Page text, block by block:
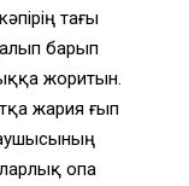
тағы
барып
жоритын.
жария ғып
опа